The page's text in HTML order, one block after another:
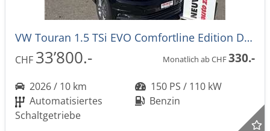
VW Touran 1.5 TSi EVO Comfortline Edition DSG-Automat 7-Plätzer -39%
CHF 33’800.- Monatlich ab CHF330.-
2026 / 10 km
150 PS / 110 kW
Automatisiertes
Schaltgetriebe
Benzin